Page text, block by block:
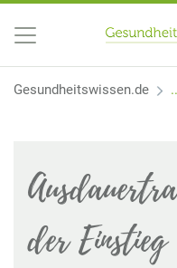
Gesundheitswissen.de
der Einstieg